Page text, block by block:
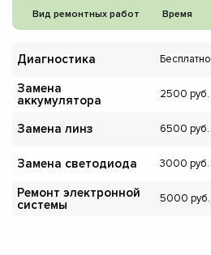
Вид ремонтных работ Время
Диагностика Бесплатно
Замена
аккумулятора
2500
Замена линз 6500
Замена светодиода 3000
Ремонт электронной
системы
5000